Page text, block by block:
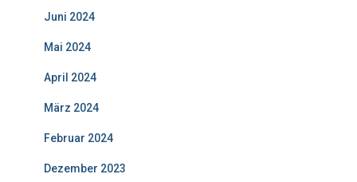
Juni 2024
Mai 2024
April 2024
März 2024
Februar 2024
Dezember 2023